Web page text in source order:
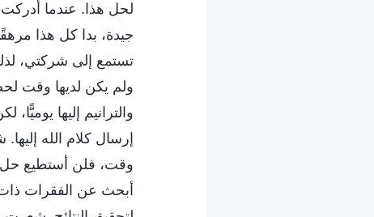
لحل هذا. عندما
جيدة، بدا كل هذا
تستمع إلى شركتي،
ولم يكن لديها وقت
والترانيم إليها
إرسال كلام الله
وقت، فلن أستطيع حل
أبحث عن الفقرات